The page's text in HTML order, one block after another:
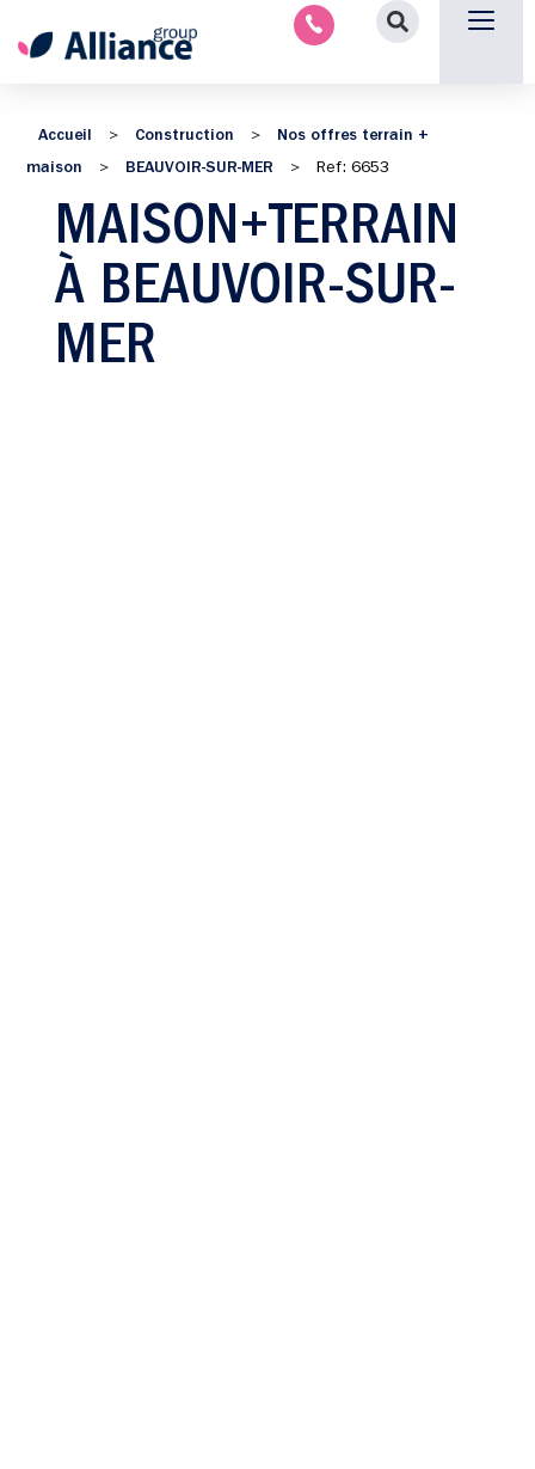
Accueil > Construction >
Nos offres terrain +
maison
> BEAUVOIR-SUR-MER > Ref: 6653
MAISON+TERRAIN
À BEAUVOIR-SUR-
MER